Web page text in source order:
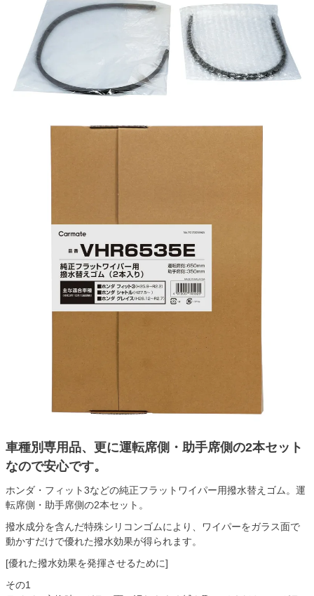
車種別専用品、更に運転席側・助手席側の2本セット
なので安心です。
ホンダ・フィット3などの純正フラットワイパー用撥水替えゴム。運
転席側・助手席側の2本セット。
撥水成分を含んだ特殊シリコンゴムにより、ワイパーをガラス面で
動かすだけで優れた撥水効果が得られます。
[優れた撥水効果を発揮させるために]
その1